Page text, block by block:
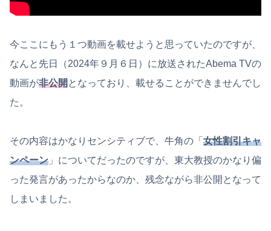
今ここにもう１つ動画を載せようと思っていたのですが、
なんと先日（2024年９月６日）に放送されたAbema TVの
動画が非公開となっており、載せることができませんでし
た。
その内容はかなりセンシティブで、牛角の「 女性割引キャ
ンペーン 」についてだったのですが、東大教授のかなり偏
った発言があったからなのか、残念ながら非公開となって
しまいました。